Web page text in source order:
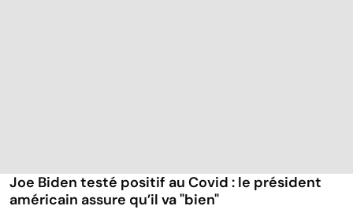
Joe Biden testé positif au Covid : le président
américain assure qu’il va "bien"